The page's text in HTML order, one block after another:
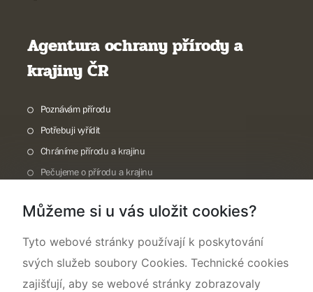
Agentura ochrany přírody a
krajiny ČR
Poznávám přírodu
Potřebuji vyřídit
Chráníme přírodu a krajinu
Pečujeme o přírodu a krajinu
O nás
Můžeme si u vás uložit cookies?
Tyto webové stránky používají k poskytování
svých služeb soubory Cookies. Technické cookies
zajišťují, aby se webové stránky zobrazovaly